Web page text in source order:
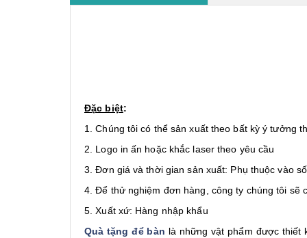
Đặc biệt:
1. Chúng tôi có thể sản xuất theo bất kỳ ý tưởng
2. Logo in ấn hoặc khắc laser theo yêu cầu
3. Đơn giá và thời gian sản xuất: Phụ thuộc vào
4. Để thử nghiệm đơn hàng, công ty chúng tôi sẽ
5. Xuất xứ: Hàng nhập khẩu
Quà tặng để bàn là những vật phẩm được thiết